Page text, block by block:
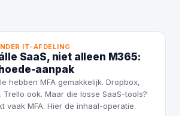
IT-AFDELING
SaaS, niet alleen M365:
aanpak
hebben MFA gemakkelijk. Dropbox,
Trello ook. Maar die losse SaaS-tools?
vaak MFA. Hier de inhaal-operatie.